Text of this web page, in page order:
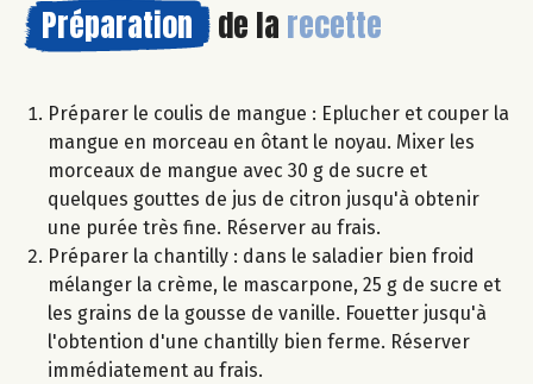
Préparation de la recette
Préparer le coulis de mangue : Eplucher et couper la
mangue en morceau en ôtant le noyau. Mixer les
morceaux de mangue avec 30 g de sucre et
quelques gouttes de jus de citron jusqu'à obtenir
une purée très fine. Réserver au frais.
Préparer la chantilly : dans le saladier bien froid
mélanger la crème, le mascarpone, 25 g de sucre et
les grains de la gousse de vanille. Fouetter jusqu'à
l'obtention d'une chantilly bien ferme. Réserver
immédiatement au frais.